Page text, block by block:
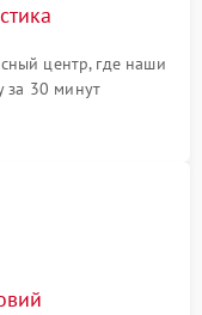
центр, где наши
за 30 минут